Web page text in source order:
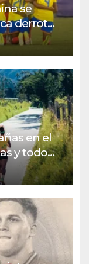
se
derrota
en el
y todo
en